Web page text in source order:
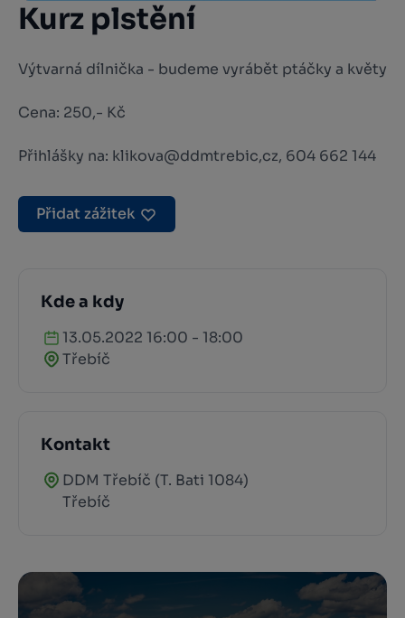
Kurz plstění
Výtvarná dílnička - budeme vyrábět ptáčky a květy
Cena: 250,- Kč
Přihlášky na: klikova@ddmtrebic,cz, 604 662 144
Přidat zážitek
Kde a kdy
13.05.2022 16:00 - 18:00
Třebíč
Kontakt
DDM Třebíč (T. Bati 1084)
Třebíč